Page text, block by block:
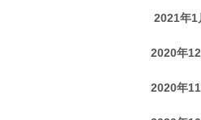
2021年1
2020年12
2020年11